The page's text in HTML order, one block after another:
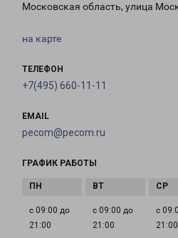
Московская область, улица
на карте
ТЕЛЕФОН
+7(495) 660-11-11
EMAIL
pecom@pecom.ru
ГРАФИК РАБОТЫ
с 09:00 до
21:00
с 09:00 до
21:00
с
21:00